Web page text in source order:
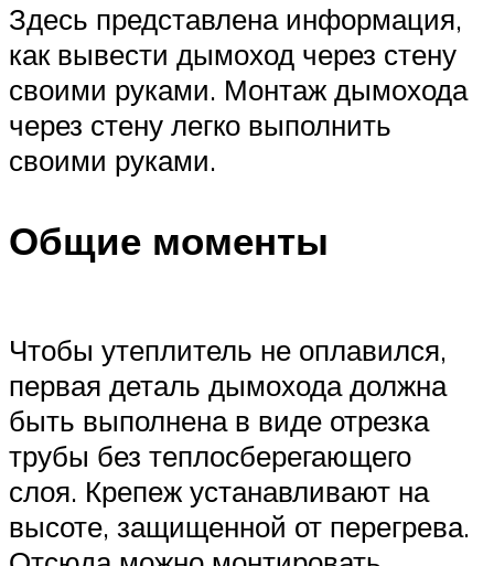
Здесь представлена информация,
как вывести дымоход через стену
своими руками. Монтаж дымохода
через стену легко выполнить
своими руками.
Общие моменты
Чтобы утеплитель не оплавился,
первая деталь дымохода должна
быть выполнена в виде отрезка
трубы без теплосберегающего
слоя. Крепеж устанавливают на
высоте, защищенной от перегрева.